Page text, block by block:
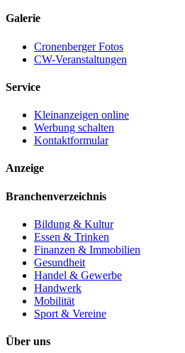
Galerie
Cronenberger Fotos
CW-Veranstaltungen
Service
Kleinanzeigen online
Werbung schalten
Kontaktformular
Anzeige
Branchenverzeichnis
Bildung & Kultur
Essen & Trinken
Finanzen & Immobilien
Gesundheit
Handel & Gewerbe
Handwerk
Mobilität
Sport & Vereine
Über uns